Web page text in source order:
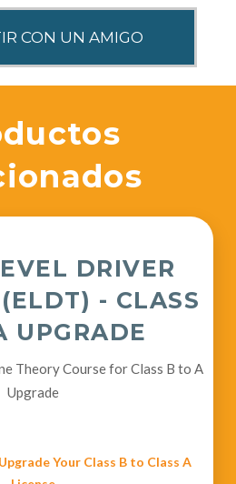
DRIVER
- CLASS
UPGRADE
Theory Course for Class B to A
Upgrade
Your Class B to Class A